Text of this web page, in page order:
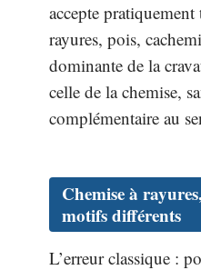
accepte
rayures, pois,
dominante de la
celle de la chemise,
complémentaire au
Chemise à
motifs différents
L’erreur classique :